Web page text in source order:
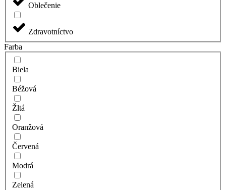
Oblečenie
Zdravotníctvo
Farba
Biela
Béžová
Žltá
Oranžová
Červená
Modrá
Zelená